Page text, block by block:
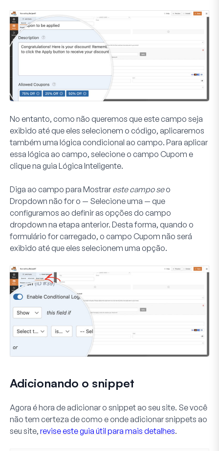
No entanto, como não queremos que este campo seja
exibido até que eles selecionem o código, aplicaremos
também uma lógica condicional ao campo. Para aplicar
essa lógica ao campo, selecione o campo Cupom e
clique na guia Lógica Inteligente.
Diga ao campo para Mostrar este campo seo
Dropdown não foro — Selecione uma — que
configuramos ao definir as opções do campo
dropdown na etapa anterior. Desta forma, quando o
formulário for carregado, o campo Cupom não será
exibido até que eles selecionem uma opção.
Adicionando o snippet
Agora é hora de adicionar o snippet ao seu site. Se você
não tem certeza de como e onde adicionar snippets ao
seu site, revise este guia útil para mais detalhes.